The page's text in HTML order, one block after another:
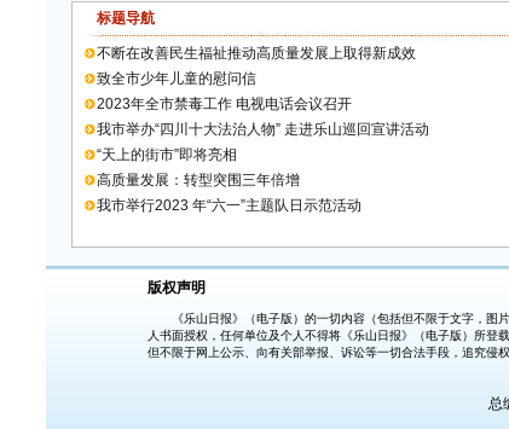
标题导航
不断在改善民生福祉推动高质量发展上取得新成效
致全市少年儿童的慰问信
2023年全市禁毒工作 电视电话会议召开
我市举办“四川十大法治人物” 走进乐山巡回宣讲活动
“天上的街市”即将亮相
高质量发展：转型突围三年倍增
我市举行2023 年“六一”主题队日示范活动
版权声明
《乐山日报》（电子版）的一切内容（包括但不限于文字，图片
人书面授权，任何单位及个人不得将《乐山日报》（电子版）所
但不限于网上公示、向有关部举报、诉讼等一切合法手段，追究侵权
总